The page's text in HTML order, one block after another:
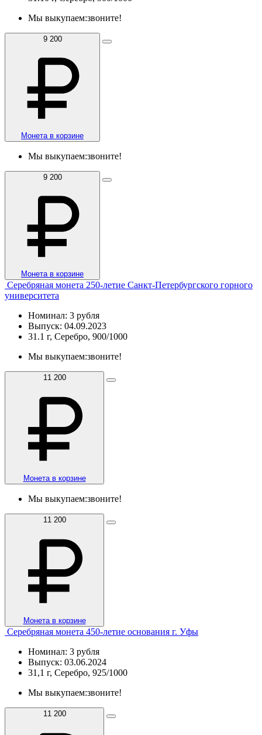
Мы выкупаем:звоните!
9 200
Монета в корзине
Мы выкупаем:звоните!
9 200
Монета в корзине
Серебряная монета 250-летие Санкт-Петербургского горного
университета
Номинал: 3 рубля
Выпуск: 04.09.2023
31.1 г, Серебро, 900/1000
Мы выкупаем:звоните!
11 200
Монета в корзине
Мы выкупаем:звоните!
11 200
Монета в корзине
Серебряная монета 450-летие основания г. Уфы
Номинал: 3 рубля
Выпуск: 03.06.2024
31,1 г, Серебро, 925/1000
Мы выкупаем:звоните!
11 200